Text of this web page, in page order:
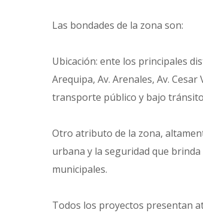
Las bondades de la zona son:
Ubicación: ente los principales
Arequipa, Av. Arenales, Av.
transporte público y bajo
Otro atributo de la zona,
urbana y la seguridad que
municipales.
Todos los proyectos presentan